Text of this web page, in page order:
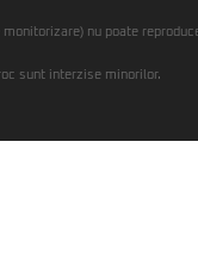
nu poate
sunt interzise minorilor.